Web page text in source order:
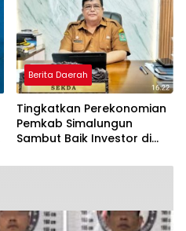
Berita Daerah
Tingkatkan Perekonomian
Pemkab Simalungun
Sambut Baik Investor di